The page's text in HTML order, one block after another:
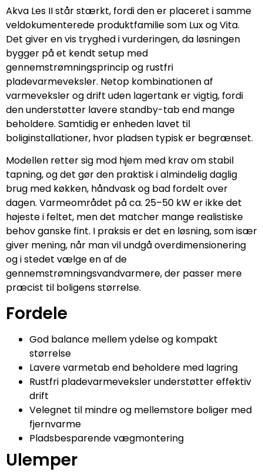
Akva Les II står stærkt, fordi den er placeret i samme
veldokumenterede produktfamilie som Lux og Vita.
Det giver en vis tryghed i vurderingen, da løsningen
bygger på et kendt setup med
gennemstrømningsprincip og rustfri
pladevarmeveksler. Netop kombinationen af
varmeveksler og drift uden lagertank er vigtig, fordi
den understøtter lavere standby-tab end mange
beholdere. Samtidig er enheden lavet til
boliginstallationer, hvor pladsen typisk er begrænset.
Modellen retter sig mod hjem med krav om stabil
tapning, og det gør den praktisk i almindelig daglig
brug med køkken, håndvask og bad fordelt over
dagen. Varmeområdet på ca. 25–50 kW er ikke det
højeste i feltet, men det matcher mange realistiske
behov ganske fint. I praksis er det en løsning, som især
giver mening, når man vil undgå overdimensionering
og i stedet vælge en af de
gennemstrømningsvandvarmere, der passer mere
præcist til boligens størrelse.
Fordele
God balance mellem ydelse og kompakt
størrelse
Lavere varmetab end beholdere med lagring
Rustfri pladevarmeveksler understøtter effektiv
drift
Velegnet til mindre og mellemstore boliger med
fjernvarme
Pladsbesparende vægmontering
Ulemper